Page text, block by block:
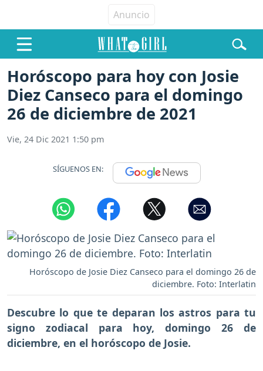
Horóscopo para hoy con Josie
Diez Canseco para el domingo
26 de diciembre de 2021
Vie, 24 Dic 2021 1:50 pm
SÍGUENOS EN:
Horóscopo de Josie Diez Canseco para el domingo 26 de
diciembre. Foto: Interlatin
Descubre lo que te deparan los astros para tu
signo zodiacal para hoy,domingo 26 de
diciembre, en el horóscopo de Josie.